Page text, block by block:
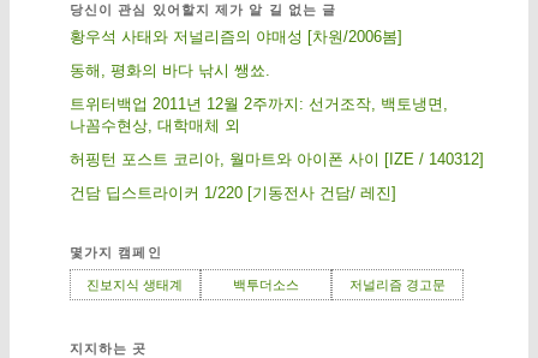
당신이 관심 있어할지 제가 알 길 없는 글
황우석 사태와 저널리즘의 야매성 [차원/2006봄]
동해, 평화의 바다 낚시 쌩쑈.
트위터백업 2011년 12월 2주까지: 선거조작, 백토냉면,
나꼼수현상, 대학매체 외
허핑턴 포스트 코리아, 월마트와 아이폰 사이 [IZE / 140312]
건담 딥스트라이커 1/220 [기동전사 건담/ 레진]
몇가지 캠페인
진보지식 생태계 백투더소스 저널리즘 경고문
지지하는 곳